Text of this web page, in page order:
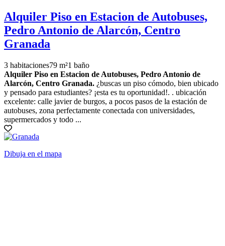
Alquiler Piso en Estacion de Autobuses,
Pedro Antonio de Alarcón, Centro
Granada
3 habitaciones79 m²1 baño
Alquiler Piso en Estacion de Autobuses, Pedro Antonio de
Alarcón, Centro Granada. ¿buscas un piso cómodo, bien ubicado
y pensado para estudiantes? ¡esta es tu oportunidad!. . ubicación
excelente: calle javier de burgos, a pocos pasos de la estación de
autobuses, zona perfectamente conectada con universidades,
supermercados y todo ...
Dibuja en el mapa